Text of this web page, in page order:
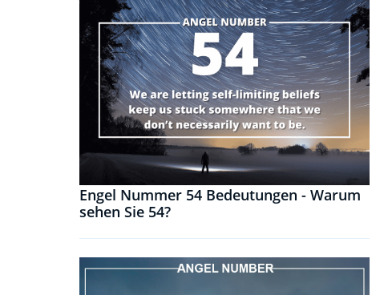
Engel Nummer 54 Bedeutungen - Warum
sehen Sie 54?